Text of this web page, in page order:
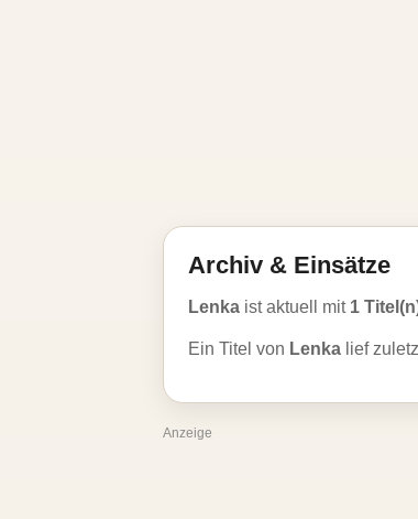
Archiv & Einsätze
Lenka ist aktuell mit 1
Ein Titel von Lenka lief
Anzeige